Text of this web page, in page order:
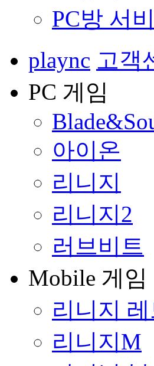
PC방 서
plaync 고객
PC 게임
아이온
리니지
리니지2
러브비트
Mobile 게임
리니지
리니지M